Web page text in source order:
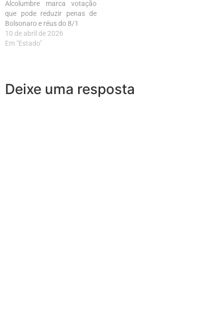
Alcolumbre marca votação
que pode reduzir penas de
Bolsonaro e réus do 8/1
10 de abril de 2026
Em "Estado"
Deixe uma resposta